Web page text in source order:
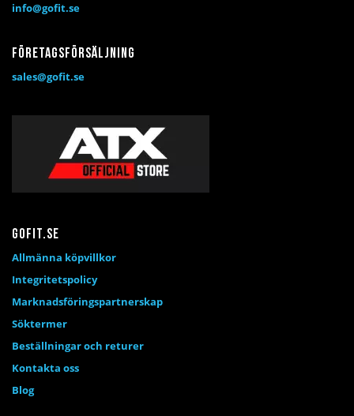
info@gofit.se
Företagsförsäljning
sales@gofit.se
Gofit.se
Allmänna köpvillkor
Integritetspolicy
Marknadsföringspartnerskap
Söktermer
Beställningar och returer
Kontakta oss
Blog